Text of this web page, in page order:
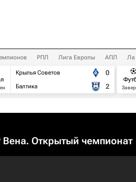
РПЛ Лига Европы АПЛ Ла
Крылья Советов
Балтика
0
2
Вена. Открытый чемпионат